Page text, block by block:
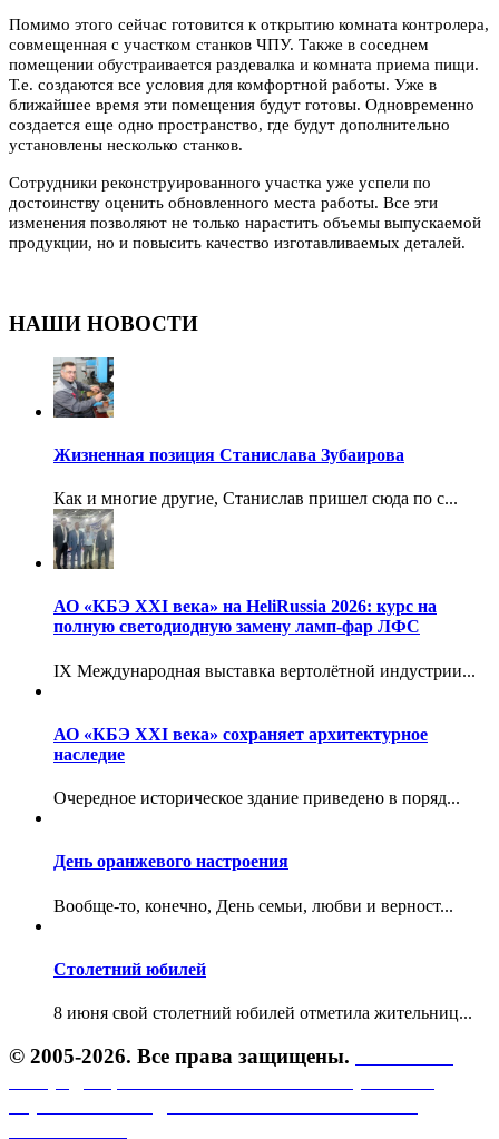
Помимо этого сейчас готовится к открытию комната контролера,
совмещенная с участком станков ЧПУ. Также в соседнем
помещении обустраивается раздевалка и комната приема пищи.
Т.е. создаются все условия для комфортной работы. Уже в
ближайшее время эти помещения будут готовы. Одновременно
создается еще одно пространство, где будут дополнительно
установлены несколько станков.
Сотрудники реконструированного участка уже успели по
достоинству оценить обновленного места работы. Все эти
изменения позволяют не только нарастить объемы выпускаемой
продукции, но и повысить качество изготавливаемых деталей.
НАШИ НОВОСТИ
Жизненная позиция Станислава Зубаирова
Как и многие другие, Станислав пришел сюда по с...
АО «КБЭ XXI века» на HeliRussia 2026: курс на
полную светодиодную замену ламп-фар ЛФС
IX Международная выставка вертолётной индустрии...
АО «КБЭ XXI века» сохраняет архитектурное
наследие
Очередное историческое здание приведено в поряд...
День оранжевого настроения
Вообще-то, конечно, День семьи, любви и верност...
Столетний юбилей
8 июня свой столетний юбилей отметила жительниц...
© 2005-2026. Все права защищены.